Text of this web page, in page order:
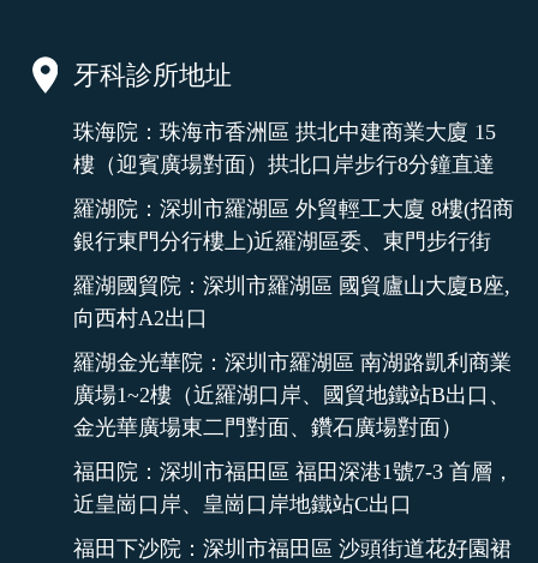
牙科診所地址
珠海院：珠海市香洲區 拱北中建商業大廈 15
樓（迎賓廣場對面）拱北口岸步行8分鐘直達
羅湖院：深圳市羅湖區 外貿輕工大廈 8樓(招商
銀行東門分行樓上)近羅湖區委、東門步行街
羅湖國貿院：深圳市羅湖區 國貿廬山大廈B座,
向西村A2出口
羅湖金光華院：深圳市羅湖區 南湖路凱利商業
廣場1~2樓（近羅湖口岸、國貿地鐵站B出口、
金光華廣場東二門對面、鑽石廣場對面）
福田院：深圳市福田區 福田深港1號7-3 首層，
近皇崗口岸、皇崗口岸地鐵站C出口
福田下沙院：深圳市福田區 沙頭街道花好園裙